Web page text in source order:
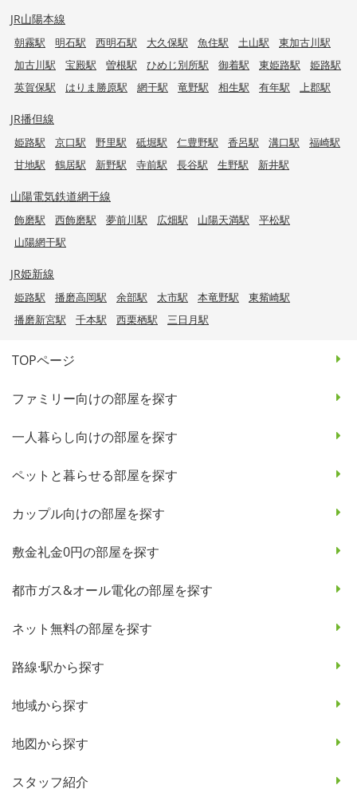
JR山陽本線
朝霧駅 明石駅 西明石駅 大久保駅 魚住駅 土山駅
東加古川駅
加古川駅
宝殿駅 曽根駅 ひめじ別所駅 御着駅 東姫路駅
姫路駅
英賀保駅
はりま勝原駅 網干駅 竜野駅 相生駅 有年駅 上郡駅
JR播但線
姫路駅 京口駅 野里駅 砥堀駅 仁豊野駅 香呂駅 溝口駅
福崎駅
甘地駅
鶴居駅 新野駅 寺前駅 長谷駅 生野駅 新井駅
山陽電気鉄道網干線
飾磨駅 西飾磨駅 夢前川駅 広畑駅 山陽天満駅
平松駅
山陽網干駅
JR姫新線
姫路駅 播磨高岡駅 余部駅 太市駅 本竜野駅
東觜崎駅
播磨新宮駅
千本駅 西栗栖駅 三日月駅
TOPページ
ファミリー向けの部屋を探す
一人暮らし向けの部屋を探す
ペットと暮らせる部屋を探す
カップル向けの部屋を探す
敷金礼金0円の部屋を探す
都市ガス&オール電化の部屋を探す
ネット無料の部屋を探す
路線·駅から探す
地域から探す
地図から探す
スタッフ紹介